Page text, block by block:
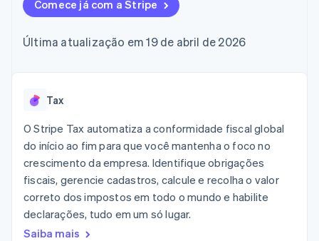
de 125
Authorization
Otimizações
acelerado
Recognition
Automação
Stripe Sigma
personalizados
Mais
Product roadmap
Veja o que está chegando
Radar
Prevenção de fraudes
Marketplaces
Plataformas
SaaS
Empresas de IA
Economia de criadores
Jogos
Hospitalidade, viagens
e lazer
Seguros
Gerenciar assinaturas
uso
Emita cartões
stablecoins
Recursos
Integrações de
aplicativos
Exemplos de códigos
Plano de ação do
Conferência anual das
Carreiras
Contato
Fale com a equipe de
vendas
Seja um parceiro
Comece já com a Stripe
Última atualização em 19 de abril de 2026
Tax
O Stripe Tax automatiza a conformidade fiscal global
do início ao fim para que você mantenha o foco no
crescimento da empresa. Identifique obrigações
fiscais, gerencie cadastros, calcule e recolha o valor
correto dos impostos em todo o mundo e habilite
declarações, tudo em um só lugar.
Saiba mais